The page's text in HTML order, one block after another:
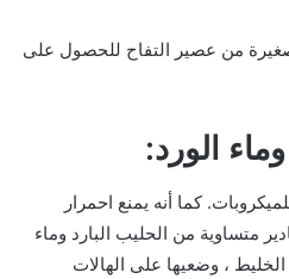
من عصير التفاح للحصول على
كما أنه يمنع احمرار
متساوية من الحليب البارد وماء
، وضعيها على الهالات